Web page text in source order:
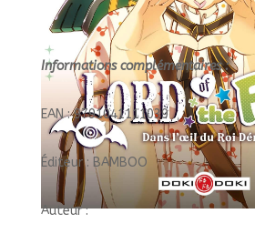
Informations complémentaires :
EAN : 9791041111039
Éditeur : BAMBOO
Auteur :